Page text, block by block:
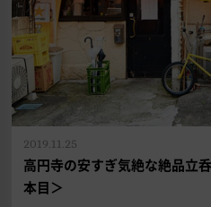
高円寺の安すぎ気絶な絶品立
本目＞
2019.11.25